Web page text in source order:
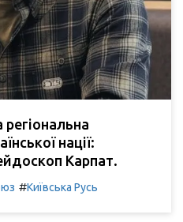
регіональна
нації:
Карпат.
#Київська Русь